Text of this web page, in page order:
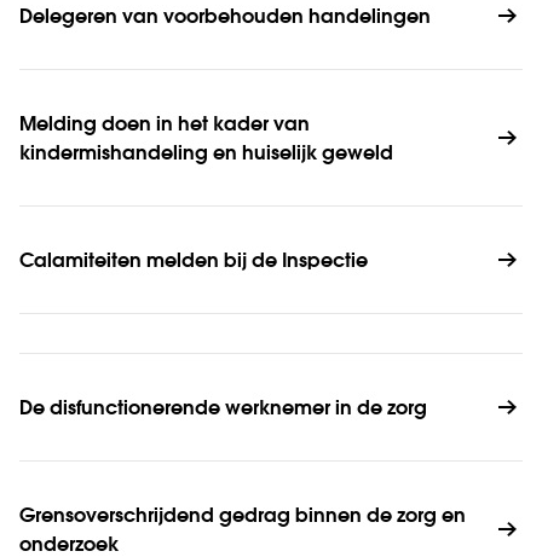
Delegeren van voorbehouden handelingen
Melding doen in het kader van
kindermishandeling en huiselijk geweld
Calamiteiten melden bij de Inspectie
De disfunctionerende werknemer in de zorg
Grensoverschrijdend gedrag binnen de zorg en
onderzoek